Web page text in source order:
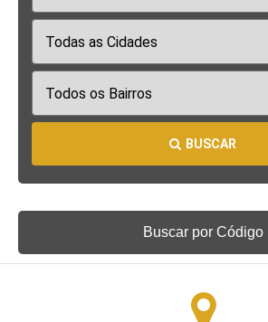
BUSCAR
Buscar por Código